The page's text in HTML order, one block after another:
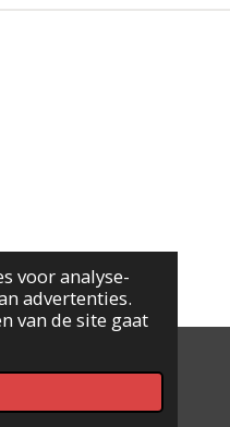
voor analyse-
advertenties.
van de site gaat